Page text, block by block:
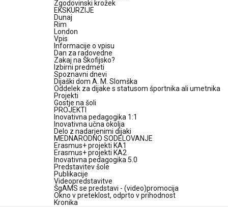
Zgodovinski krožek
EKSKURZIJE
Dunaj
Rim
London
Vpis
Informacije o vpisu
Dan za radovedne
Zakaj na Škofijsko?
Izbirni predmeti
Spoznavni dnevi
Dijaški dom A. M. Slomška
Oddelek za dijake s statusom športnika ali umetnika
Projekti
Gostje na šoli
PROJEKTI
Inovativna pedagogika 1:1
Inovativna učna okolja
Delo z nadarjenimi dijaki
MEDNARODNO SODELOVANJE
Erasmus+ projekti KA1
Erasmus+ projekti KA2
Inovativna pedagogika 5.0
Predstavitev šole
Publikacije
Videopredstavitve
ŠgAMS se predstavi - (video)promocija
Okno v preteklost, odprto v prihodnost
Kronika